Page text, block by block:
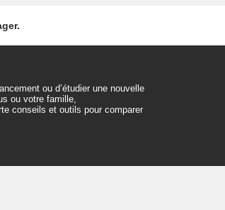
ou d’étudier une nouvelle
ou votre famille,
conseils et outils pour comparer